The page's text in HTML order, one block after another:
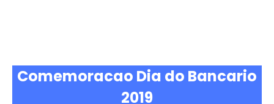
Comemoracao Dia do Bancario
2019